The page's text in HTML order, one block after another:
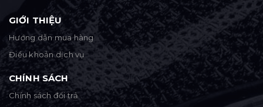
GIỚI THIỆU
Hướng dẫn mua hàng
Điều khoản dịch vụ
CHÍNH SÁCH
Chính sách đổi trả